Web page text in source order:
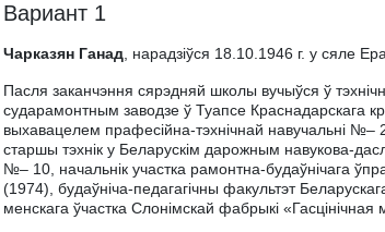
Вариант 1
Чарказян Ганад , нарадзіўся 18.10.1946 г. у сяле
Пасля заканчэння сярэдняй школы вучыўся ў
сударамонтным заводзе ў Туапсе Краснадарскага
выхавацелем прафесійна-тэхнічнай навучальні
старшы тэхнік у Беларускім дарожным навукова-
№– 10, начальнік участка рамонтна-будаўнічага
(1974), будаўніча-педагагічны факультэт
менскага ўчастка Слонімскай фабрыкі